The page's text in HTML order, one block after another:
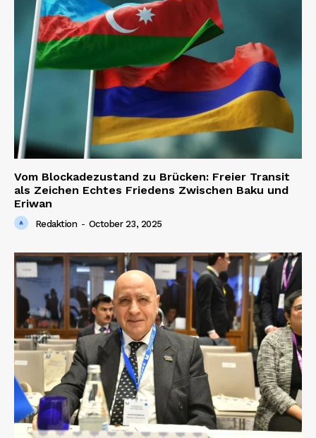
Vom Blockadezustand zu Brücken: Freier Transit
als Zeichen Echtes Friedens Zwischen Baku und
Eriwan
Redaktion - October 23, 2025